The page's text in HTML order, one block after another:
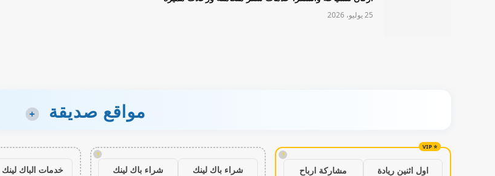
25 يوليو، 2026
مواقع صديقة +
!
اول اثنين ريادة
مشاركة ارباح
!
شراء باك لينك
شراء باك لينك
خدمات الباك لينك